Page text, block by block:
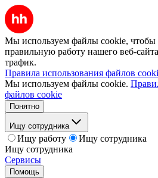
Мы используем файлы cookie, чтобы
правильную работу нашего веб-
трафик.
Правила использования файлов
Мы используем файлы cookie.
файлов cookie
Понятно
Ищу сотрудника
Ищу работу
Ищу сотрудника
Ищу сотрудника
Сервисы
Помощь